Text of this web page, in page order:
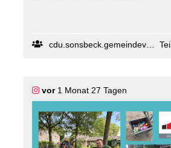
den Blick zu nehmen und die
dem Gemeindeentwicklungsplan
hervorgegangen ist.
Wir freuen uns sehr, dass die
Anträge mehrheitlich beschlossen
vor1 Monat 27 Tagen